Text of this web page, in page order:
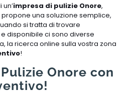
impresa di pulizie Onore,
una soluzione semplice,
si tratta di trovare
disponibile ci sono diverse
la ricerca online sulla vostra zona
!
Onore con